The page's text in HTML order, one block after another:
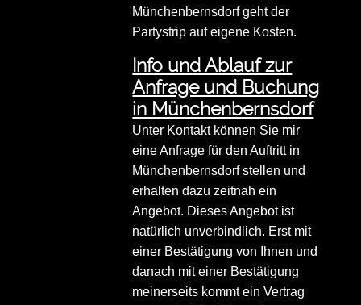
Münchenbernsdorf geht der
Partystrip auf eigene Kosten.
Info und Ablauf zur
Anfrage und Buchung
in Münchenbernsdorf
Unter Kontakt können Sie mir
eine Anfrage für den Auftritt in
Münchenbernsdorf stellen und
erhalten dazu zeitnah ein
Angebot. Dieses Angebot ist
natürlich unverbindlich. Erst mit
einer Bestätigung von Ihnen und
danach mit einer Bestätigung
meinerseits kommt ein Vertrag